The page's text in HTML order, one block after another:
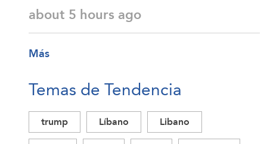
about 5 hours ago
Más
Temas de Tendencia
trump Líbano
Libano